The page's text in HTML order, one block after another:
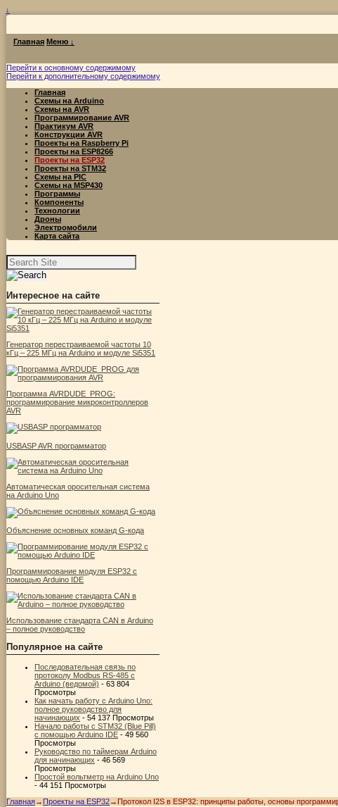
↓
Главная Меню ↓
Перейти к основному содержимому
Перейти к дополнительному содержимому
Главная
Схемы на Arduino
Схемы на AVR
Программирование AVR
Практикум AVR
Конструкции AVR
Проекты на Raspberry Pi
Проекты на ESP8266
Проекты на ESP32
Проекты на STM32
Схемы на PIC
Схемы на MSP430
Программы
Компоненты
Технологии
Дроны
Электромобили
Карта сайта
Найти:
Интересное на сайте
Генератор перестраиваемой частоты 10
кГц – 225 МГц на Arduino и модуле Si5351
Программа AVRDUDE_PROG:
программирование микроконтроллеров
AVR
USBASP AVR программатор
Автоматическая оросительная система
на Arduino Uno
Объяснение основных команд G-кода
Программирование модуля ESP32 с
помощью Arduino IDE
Использование стандарта CAN в Arduino
– полное руководство
Популярное на сайте
Последовательная связь по
протоколу Modbus RS-485 с
Arduino (ведомой) - 63 804
Просмотры
Как начать работу с Arduino Uno:
полное руководство для
начинающих - 54 137 Просмотры
Начало работы с STM32 (Blue Pill)
с помощью Arduino IDE - 49 560
Просмотры
Руководство по таймерам Arduino
для начинающих - 46 569
Просмотры
Простой вольтметр на Arduino Uno
- 44 151 Просмотры
Главная→ Проекты на ESP32→ Протокол I2S в ESP32: принципы работы, основы